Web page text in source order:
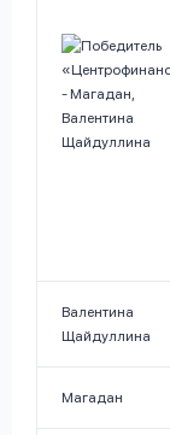
Валентина
Щайдуллина
Магадан